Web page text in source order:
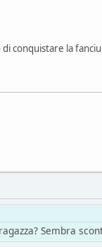
conquistare la
Sembra